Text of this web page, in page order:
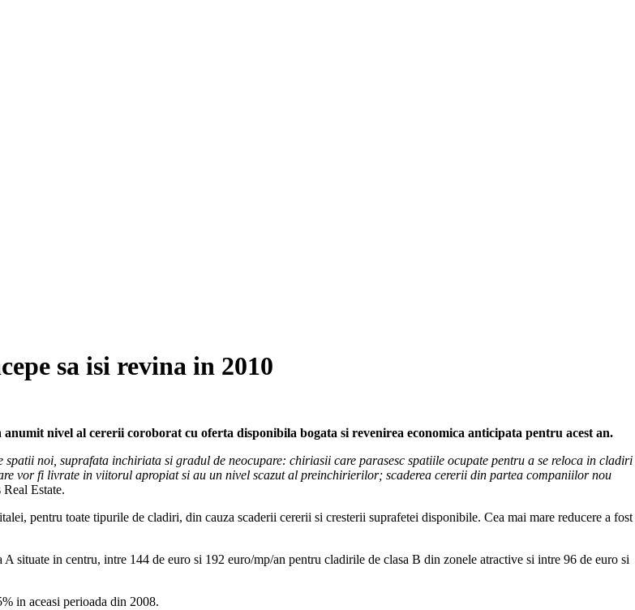
sa isi revina in 2010
nivel al cererii coroborat cu oferta disponibila bogata si revenirea economica anticipata pentru acest an.
noi, suprafata inchiriata si gradul de neocupare: chiriasii care parasesc spatiile ocupate pentru a se reloca in cladiri
vor fi livrate in viitorul apropiat si au un nivel scazut al preinchirierilor; scaderea cererii din partea companiilor nou
Estate.
pentru toate tipurile de cladiri, din cauza scaderii cererii si cresterii suprafetei disponibile. Cea mai mare reducere a fost
situate in centru, intre 144 de euro si 192 euro/mp/an pentru cladirile de clasa B din zonele atractive si intre 96 de euro si
in aceasi perioada din 2008.